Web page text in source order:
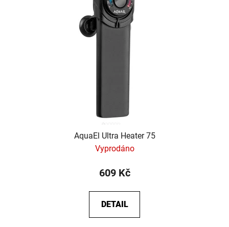
AquaEl Ultra Heater 75
Vyprodáno
609 Kč
DETAIL